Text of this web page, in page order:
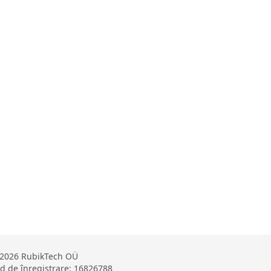
RubikTech OÜ
de înregistrare: 16826788